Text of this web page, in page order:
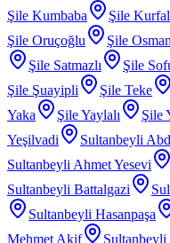
Şile Kumbaba
Şile
Şile Oruçoğlu
Şile
Şile Satmazlı
Şile
Şile Şuayipli
Şile Teke
Yaka
Şile Yaylalı Şile
Yeşilvadi
Sultanbeyli
Sultanbeyli Ahmet Yesevi
Sultanbeyli Battalgazi
Sultanbeyli Hasanpaşa
Mehmet Akif